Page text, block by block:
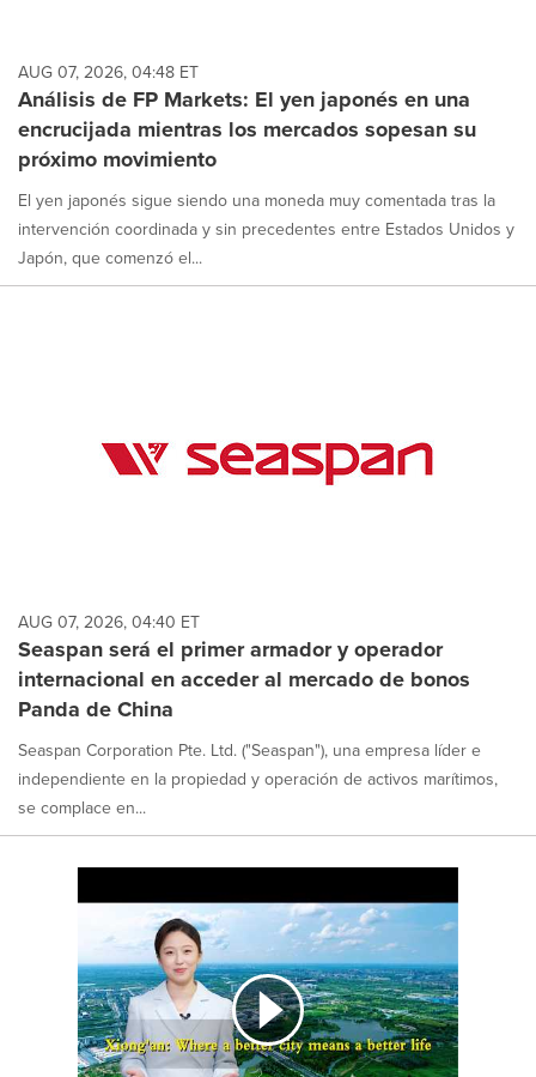
AUG 07, 2026, 04:48 ET
Análisis de FP Markets: El yen japonés en una
encrucijada mientras los mercados sopesan su
próximo movimiento
El yen japonés sigue siendo una moneda muy comentada tras la
intervención coordinada y sin precedentes entre Estados Unidos y
Japón, que comenzó el...
AUG 07, 2026, 04:40 ET
Seaspan será el primer armador y operador
internacional en acceder al mercado de bonos
Panda de China
Seaspan Corporation Pte. Ltd. ("Seaspan"), una empresa líder e
independiente en la propiedad y operación de activos marítimos,
se complace en...